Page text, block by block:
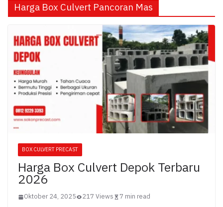
Harga Box Culvert Pancoran Mas
BOX CULVERT PRECAST
Harga Box Culvert Depok Terbaru
2026
Oktober 24, 2025 217 Views 7 min read